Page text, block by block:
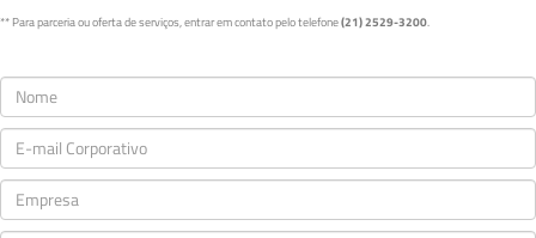
** Para parceria ou oferta de serviços, entrar em contato pelo telefone(21) 2529-3200.